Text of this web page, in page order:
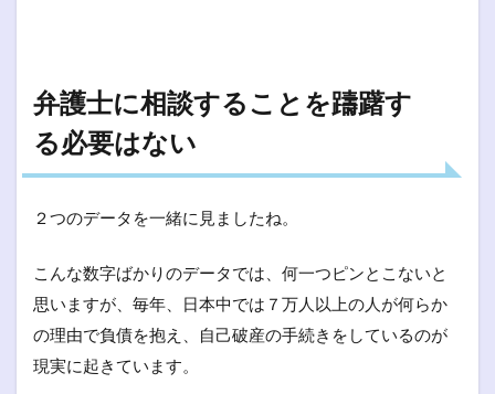
弁護士に相談することを躊躇す
る必要はない
２つのデータを一緒に見ましたね。
こんな数字ばかりのデータでは、何一つピンとこないと
思いますが、毎年、日本中では７万人以上の人が何らか
の理由で負債を抱え、自己破産の手続きをしているのが
現実に起きています。